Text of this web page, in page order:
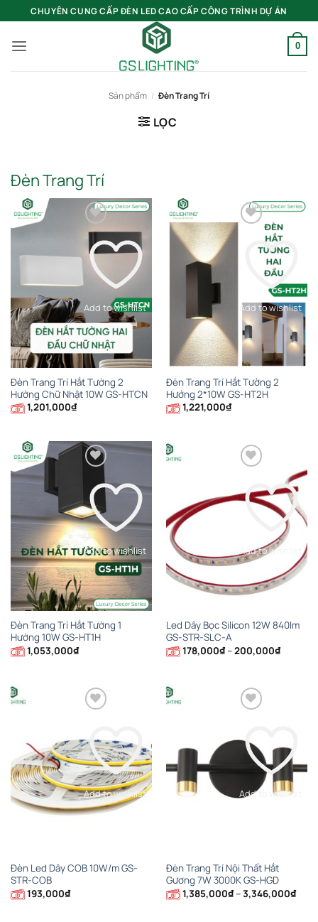
qua
nội
CHUYÊN CUNG CẤP ĐÈN LED CAO CẤP CÔNG TRÌNH DỰ ÁN
0
Sản phẩm / Đèn Trang Trí
LỌC
Đèn Trang Trí
Add to wishlist
Đèn Trang Trí Hắt Tường 2
Hướng Chữ Nhật 10W GS-HTCN
1,201,000₫
Add to wishlist
Đèn Trang Trí Hắt Tường 2
Hướng 2*10W GS-HT2H
1,221,000₫
Add to wishlist
Đèn Trang Trí Hắt Tường 1
Hướng 10W GS-HT1H
1,053,000₫
Add to wishlist
Led Dây Bọc Silicon 12W 840lm
GS-STR-SLC-A
178,000₫–200,000₫Khoảng
giá:
Add to wishlist
Đèn Led Dây COB 10W/m GS-
STR-COB
193,000₫
Add to wishlist
Đèn Trang Trí Nội Thất Hắt
Gương 7W 3000K GS-HGD
1,385,000₫–3,346,000₫
giá: